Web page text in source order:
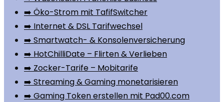
➡️ Öko-Strom mit TafifSwitcher
➡️ Internet & DSL Tarifwechsel
➡️ Smartwatch- & Konsolenversicherung
➡️ HotChilliDate – Flirten & Verlieben
➡️ Zocker-Tarife – Mobitarife
➡️ Streaming & Gaming monetarisieren
➡️ Gaming Token erstellen mit Pad00.com